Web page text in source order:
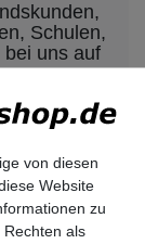
Schulen,
uns auf
oder per
von diesen
Website
zu
als